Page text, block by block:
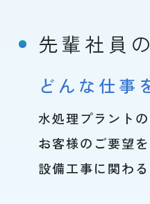
先輩社員
どんな仕事
水処理プラント
お客様のご要望
設備工事に関わ